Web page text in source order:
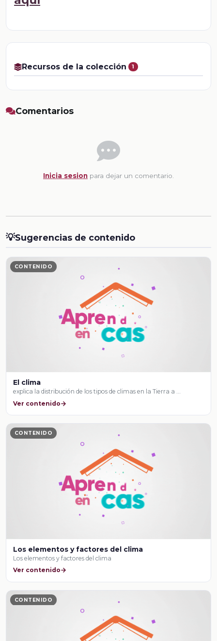
Recursos de la colección 1
Comentarios
Inicia sesion para dejar un comentario.
💡Sugerencias de contenido
CONTENIDO
El clima
explica la distribución de los tipos de climas en la Tierra a …
Ver contenido
CONTENIDO
Los elementos y factores del clima
Los elementos y factores del clima
Ver contenido
CONTENIDO